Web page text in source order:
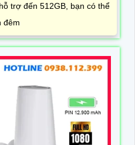
trợ đến 512GB, bạn có thể
đêm